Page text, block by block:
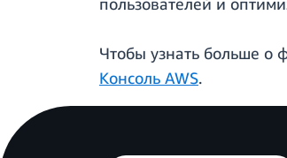
Чтобы узнать больше о
Консоль AWS.